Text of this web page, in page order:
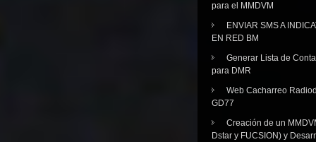
para el MMDVM
ENVIAR SMS A
EN RED BM
Generar Lista de
para DMR
Web Cacharreo
GD77
Creación de un
Dstar y FUCSION) y